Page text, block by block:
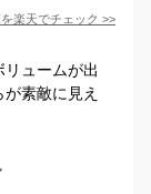
楽天でチェック >>
ュームが出
素敵に見え